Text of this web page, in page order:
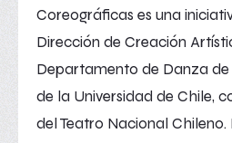
Coreográficas es una
Dirección de Creación
Departamento de Danza
de la Universidad de Chile,
del Teatro Nacional